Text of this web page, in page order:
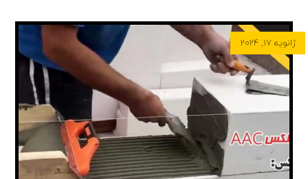
ژانویه ۱۷, ۲۰۲۴